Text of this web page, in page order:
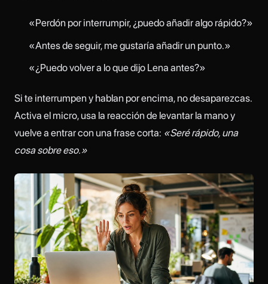
«Perdón por interrumpir, ¿puedo añadir algo rápido?»
«Antes de seguir, me gustaría añadir un punto.»
«¿Puedo volver a lo que dijo Lena antes?»
Si te interrumpen y hablan por encima, no desaparezcas.
Activa el micro, usa la reacción de levantar la mano y
vuelve a entrar con una frase corta: «Seré rápido, una
cosa sobre eso.»